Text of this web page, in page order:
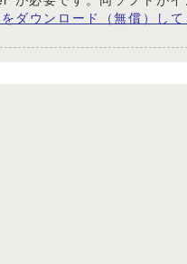
ウンロード（無償）して